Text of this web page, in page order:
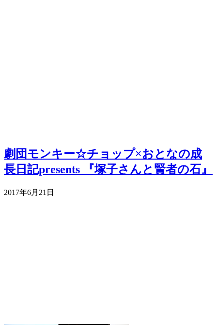
劇団モンキー☆チョップ×おとなの成
長日記presents 『塚子さんと賢者の石』
2017年6月21日